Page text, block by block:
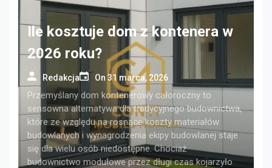
Ile kosztuje dom z kontenera w
2026 roku?
Redakcja On 31 marca, 2026
Przemyślany dom kontenerowy całoroczny to
sensowna alternatywa dla tradycyjnego budownictwa,
które ze względu na rosnące koszty materiałów
budowlanych i wynagrodzenia ekipy budowlanej staje
się dla wielu osób niedostępne. Chociaż
budownictwo modułowe przez długi czas kojarzyło